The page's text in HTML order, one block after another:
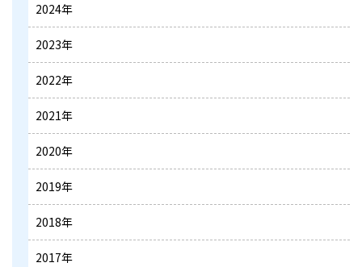
2024年
2023年
2022年
2021年
2020年
2019年
2018年
2017年